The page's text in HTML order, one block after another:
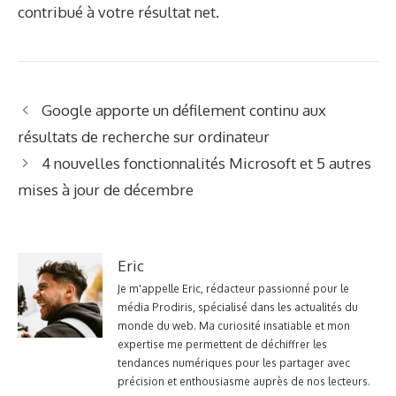
contribué à votre résultat net.
Google apporte un défilement continu aux
résultats de recherche sur ordinateur
4 nouvelles fonctionnalités Microsoft et 5 autres
mises à jour de décembre
Eric
Je m'appelle Eric, rédacteur passionné pour le
média Prodiris, spécialisé dans les actualités du
monde du web. Ma curiosité insatiable et mon
expertise me permettent de déchiffrer les
tendances numériques pour les partager avec
précision et enthousiasme auprès de nos lecteurs.